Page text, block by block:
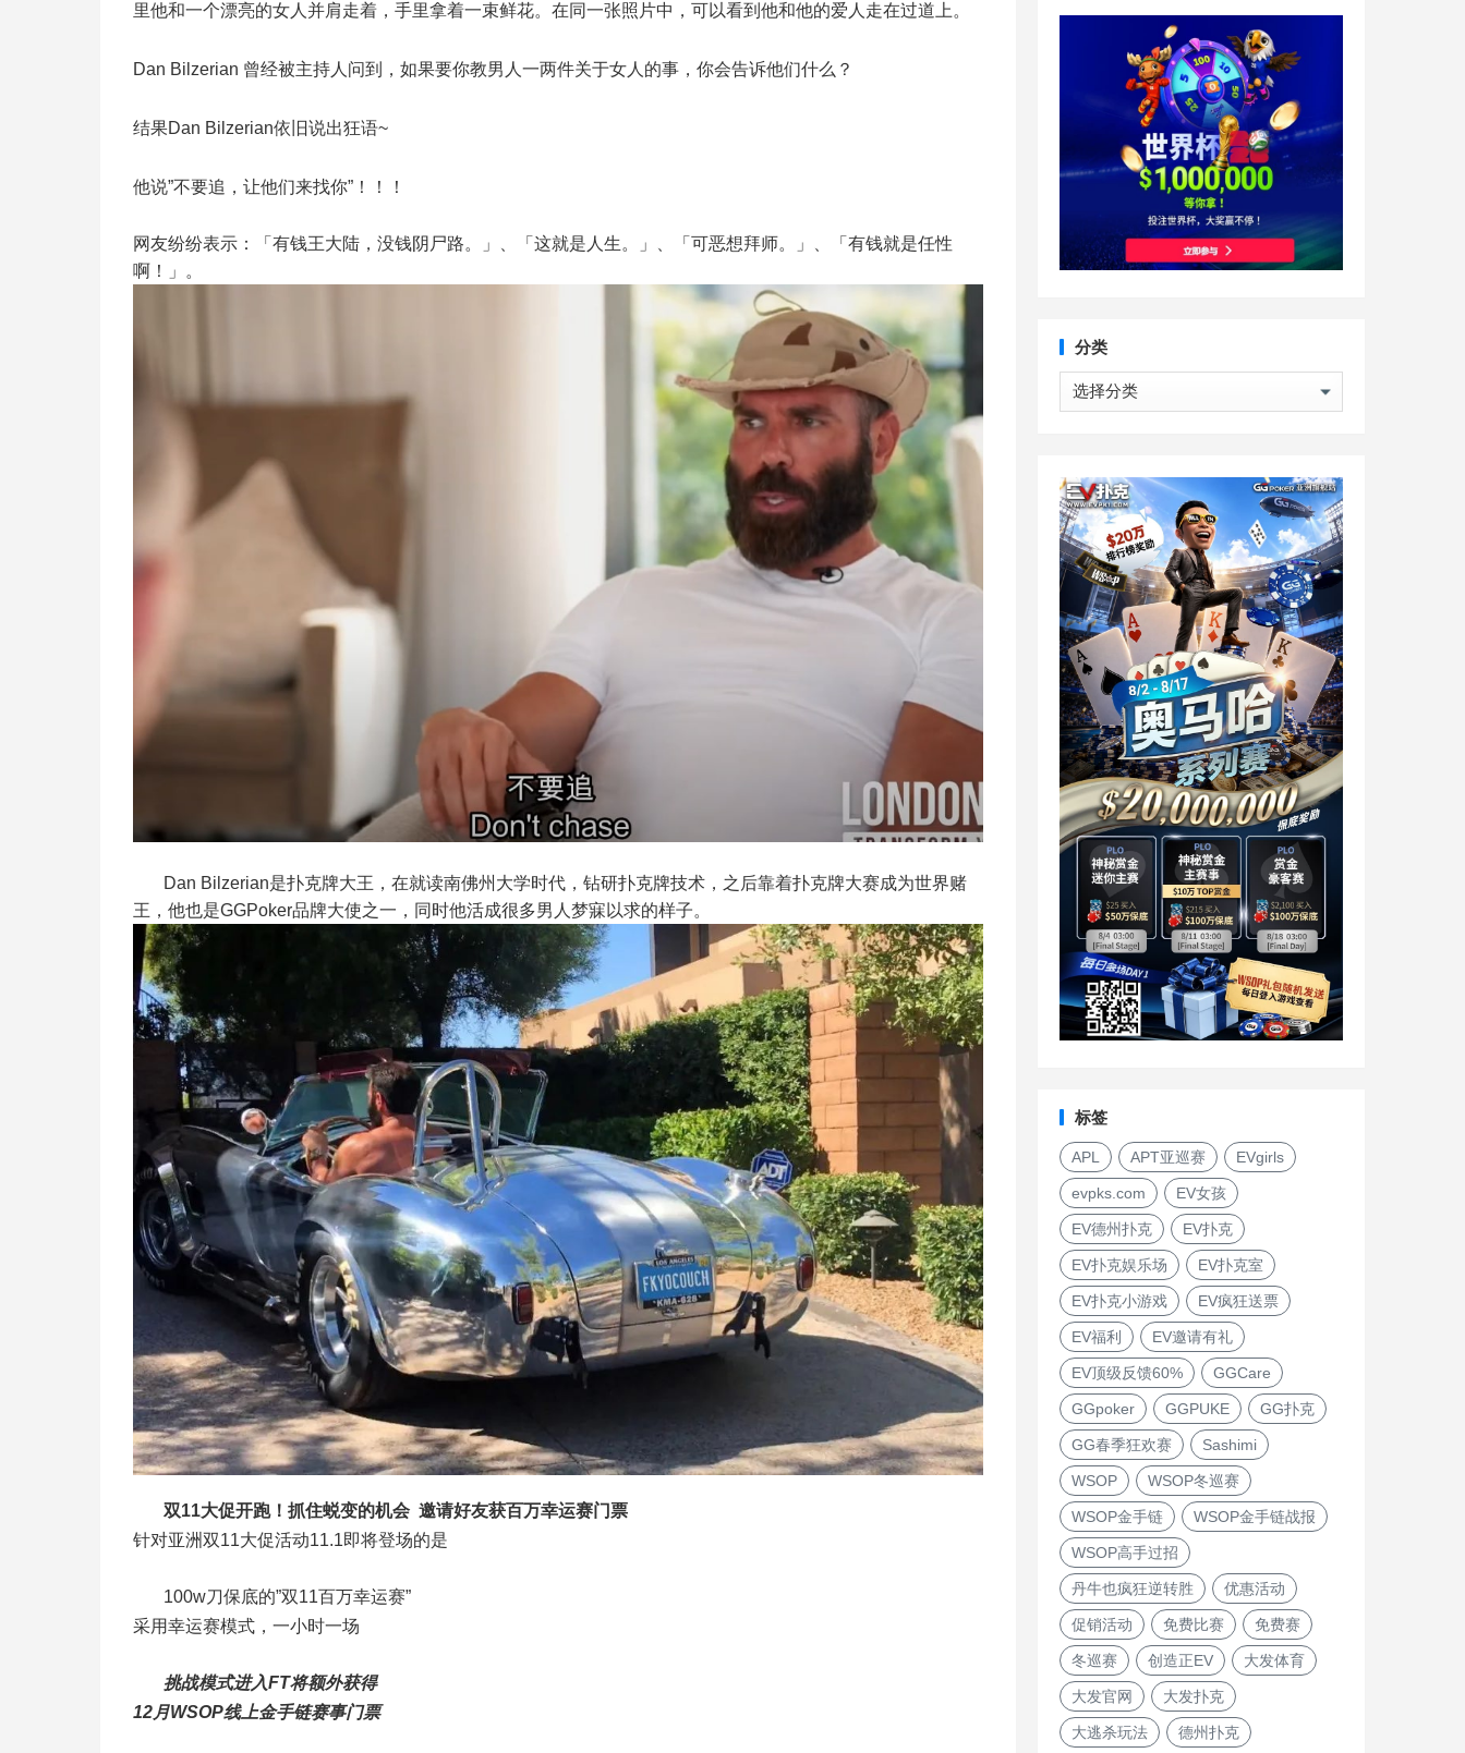
里他和一个漂亮的女人并肩走着，手里拿着一束鲜花。在同一张照片中，可以看到他和他的爱人走在过道上。
Dan Bilzerian 曾经被主持人问到，如果要你教男人一两件关于女人的事，你会告诉他们什么？
结果Dan Bilzerian依旧说出狂语~
他说”不要追，让他们来找你”！！！
网友纷纷表示：「有钱王大陆，没钱阴尸路。」、「这就是人生。」、「可恶想拜师。」、「有钱就是任性
啊！」。
Dan Bilzerian是扑克牌大王，在就读南佛州大学时代，钻研扑克牌技术，之后靠着扑克牌大赛成为世界赌
王，他也是GGPoker品牌大使之一，同时他活成很多男人梦寐以求的样子。
双11大促开跑！抓住蜕变的机会 邀请好友获百万幸运赛门票
针对亚洲双11大促活动11.1即将登场的是
100w刀保底的”双11百万幸运赛”
采用幸运赛模式，一小时一场
挑战模式进入FT将额外获得
12月WSOP线上金手链赛事门票
分类
分
类
标签
APL APT亚巡赛 EVgirls
evpks.com EV女孩
EV德州扑克 EV扑克
EV扑克娱乐场 EV扑克室
EV扑克小游戏 EV疯狂送票
EV福利 EV邀请有礼
EV顶级反馈60% GGCare
GGpoker GGPUKE GG扑克
GG春季狂欢赛 Sashimi
WSOP WSOP冬巡赛
WSOP金手链 WSOP金手链战报
WSOP高手过招
丹牛也疯狂逆转胜 优惠活动
促销活动 免费比赛 免费赛
冬巡赛 创造正EV 大发体育
大发官网 大发扑克
大逃杀玩法 德州扑克